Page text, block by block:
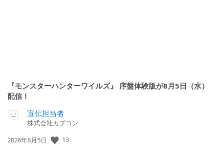
『モンスターハンターワイルズ』 序盤体験版が8月5日（水）
配信！
宣伝担当者
株式会社カプコン
公
2026年8月5日 13